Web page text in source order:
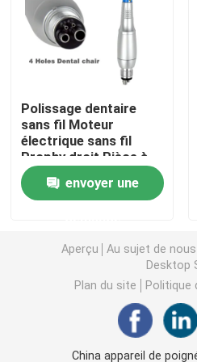
Micromotrice dentaire
Lumière LED dentaire
Injecteur d' anesthésie
Machine d'implant dentaire
Machine de traitement de
Polissage dentaire
sans fil Moteur
électrique sans fil
Prophy droit Pièce à
main 3000 tours par
minute Instrument de
polissage à tête
envoyer une
Aperçu Au sujet de nous
Desktop
Plan du site
Politique
China appareil de